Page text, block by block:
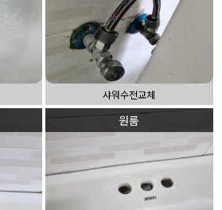
샤워수전교체
원룸